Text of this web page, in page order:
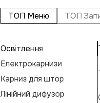
ТОП Меню ТОП
Освітлення
Електрокарнизи
Карниз для штор
Лінійний дифузор